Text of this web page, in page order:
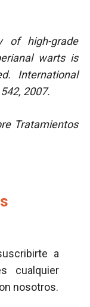
of high-grade
warts is
International
2007.
Tratamientos
a
cualquier
nosotros.